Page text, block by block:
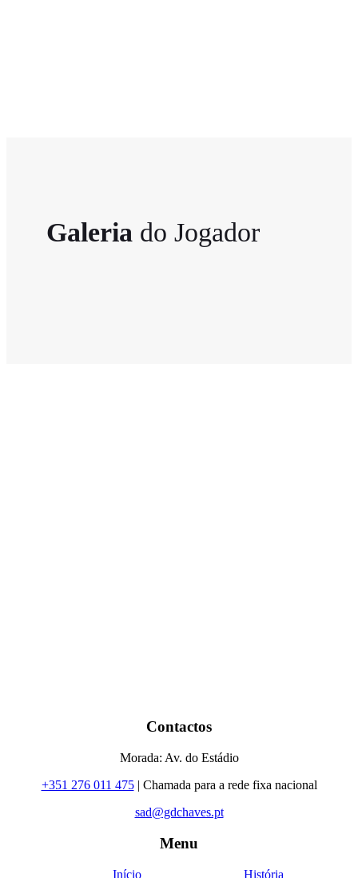
Galeria do Jogador
Contactos
Morada: Av. do Estádio
+351 276 011 475| Chamada para a rede fixa nacional
sad@gdchaves.pt
Menu
Início História